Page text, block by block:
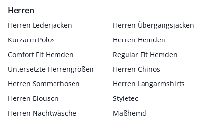
Herren
Herren Lederjacken
Herren Übergangsjacken
Kurzarm Polos
Herren Hemden
Comfort Fit Hemden
Regular Fit Hemden
Untersetzte Herrengrößen
Herren Chinos
Herren Sommerhosen
Herren Langarmshirts
Herren Blouson
Styletec
Herren Nachtwäsche
Maßhemd